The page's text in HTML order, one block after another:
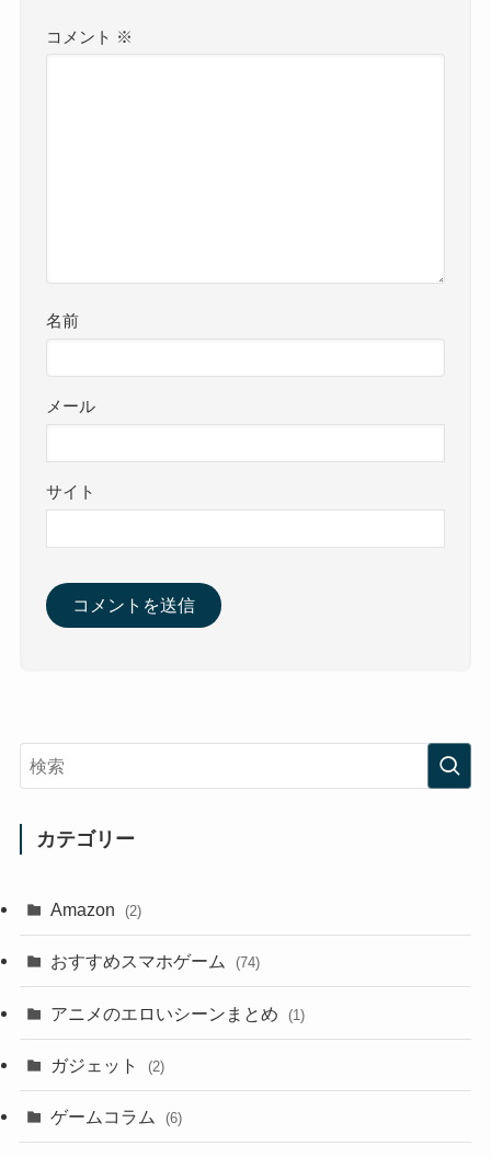
コメント ※
名前
メール
サイト
カテゴリー
Amazon (2)
おすすめスマホゲーム (74)
アニメのエロいシーンまとめ (1)
ガジェット (2)
ゲームコラム (6)